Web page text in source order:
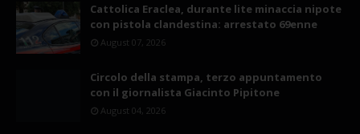
Cattolica Eraclea, durante lite minaccia nipote
con pistola clandestina: arrestato 69enne
August 07, 2026
Circolo della stampa, terzo appuntamento
con il giornalista Giacinto Pipitone
August 04, 2026